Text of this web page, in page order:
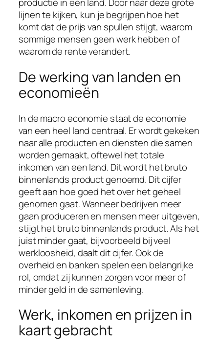
productie in een land. Door naar deze grote
lijnen te kijken, kun je begrijpen hoe het
komt dat de prijs van spullen stijgt, waarom
sommige mensen geen werk hebben of
waarom de rente verandert.
De werking van landen en
economieën
In de macro economie staat de economie
van een heel land centraal. Er wordt gekeken
naar alle producten en diensten die samen
worden gemaakt, oftewel het totale
inkomen van een land. Dit wordt het bruto
binnenlands product genoemd. Dit cijfer
geeft aan hoe goed het over het geheel
genomen gaat. Wanneer bedrijven meer
gaan produceren en mensen meer uitgeven,
stijgt het bruto binnenlands product. Als het
juist minder gaat, bijvoorbeeld bij veel
werkloosheid, daalt dit cijfer. Ook de
overheid en banken spelen een belangrijke
rol, omdat zij kunnen zorgen voor meer of
minder geld in de samenleving.
Werk, inkomen en prijzen in
kaart gebracht